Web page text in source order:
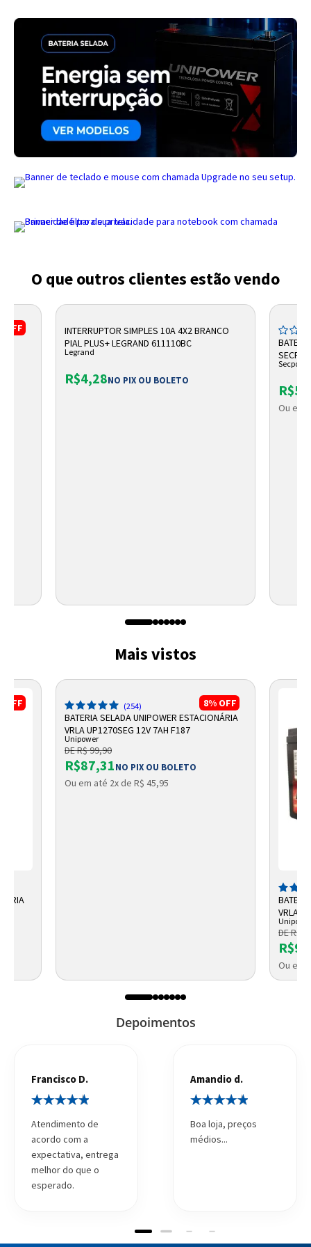
Entendi
Entendi
Entendi
Entendi
O que outros clientes estão vendo
OFF
G26
INTERRUPTOR SIMPLES 10A 4X2 BRANCO
PIAL PLUS+ LEGRAND 611110BC
Legrand
R$4,28NO PIX OU BOLETO
Ou em
Mais vistos
OFF 8% OFF
(254)
BATERIA SELADA UNIPOWER ESTACIONÁRIA
VRLA UP1270SEG 12V 7AH F187
Unipower
DE R$ 99,90
R$87,31NO PIX OU BOLETO
Ou em até 2x de R$ 45,95
VRLA
DE R$
Ou em
Depoimentos
Atendimento de
acordo com a
expectativa, entrega
melhor do que o
esperado.
Francisco D.
Boa loja, preços
médios...
Amandio d.